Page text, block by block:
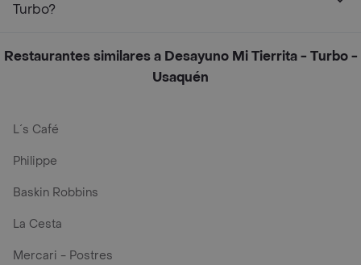
Turbo?
Restaurantes similares a Desayuno Mi Tierrita - Turbo -
Usaquén
L´s Café
Philippe
Baskin Robbins
La Cesta
Mercari - Postres